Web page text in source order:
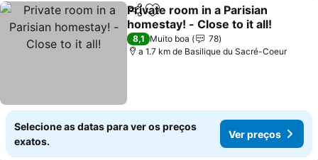
PartilharAdicionar aos favoritos
Private room in a Parisian
homestay! - Close to it all!
Ver preços
8,1 Muito boa
78
a 1.7 km de Basilique du Sacré-Coeur
Selecione as datas para ver os preços
exatos.
Ver preços